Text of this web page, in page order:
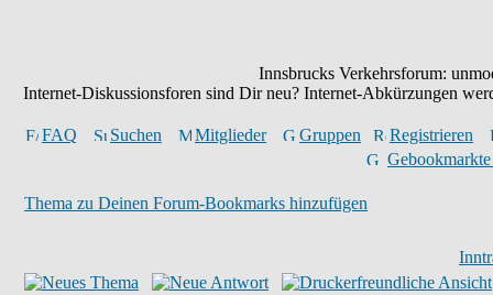
Innsbrucks Verkehrsforum:
Internet-Diskussionsforen sind Dir neu? Internet-Abkürzungen
FAQ Suchen Mitglieder Gruppen
Registrieren
Thema zu Deinen Forum-Bookmarks hinzufügen